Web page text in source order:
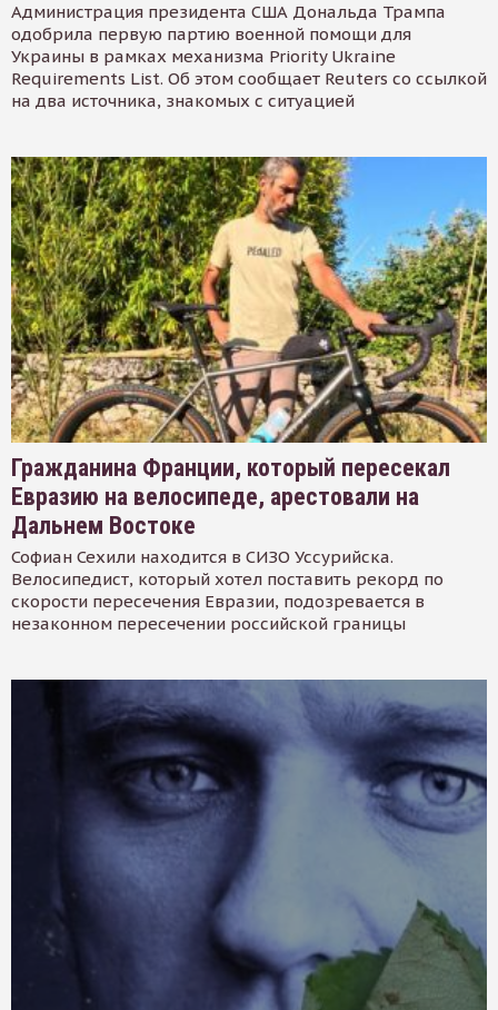
Администрация президента США Дональда Трампа
одобрила первую партию военной помощи для
Украины в рамках механизма Priority Ukraine
Requirements List. Об этом сообщает Reuters со ссылкой
на два источника, знакомых с ситуацией
Гражданина Франции, который пересекал
Евразию на велосипеде, арестовали на
Дальнем Востоке
Софиан Сехили находится в СИЗО Уссурийска.
Велосипедист, который хотел поставить рекорд по
скорости пересечения Евразии, подозревается в
незаконном пересечении российской границы